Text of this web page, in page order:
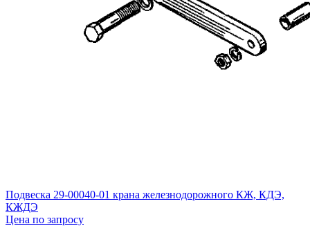
Подвеска 29-00040-01 крана железнодорожного КЖ, КДЭ,
КЖДЭ
Цена по запросу